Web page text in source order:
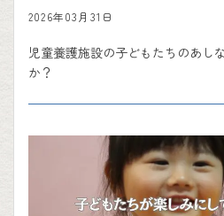
2026年03月31日
児童養護施設の子どもたちのあし
か？